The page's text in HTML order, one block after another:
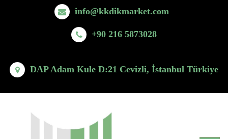
info@kkdikmarket.com
+90 216 5873028
DAP Adam Kule D:21 Cevizli, İstanbul Türkiye